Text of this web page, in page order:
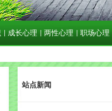
成长心理 两性心理 职场心理
站点新闻